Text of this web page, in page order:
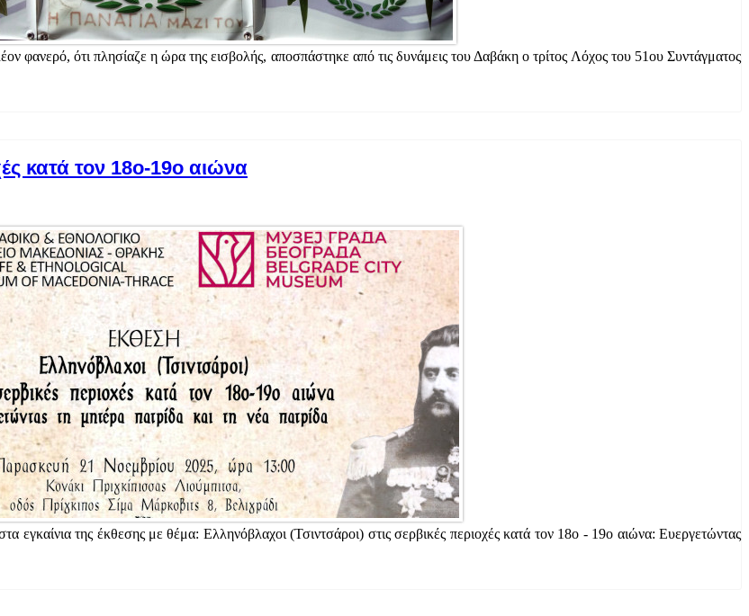
φανερό, ότι πλησίαζε η ώρα της εισβολής, αποσπάστηκε από τις δυνάμεις του Δαβάκη ο τρίτος Λόχος του 51ου Συντάγματος
κατά τον 18ο-19ο αιώνα
της έκθεσης με θέμα: Ελληνόβλαχοι (Τσιντσάροι) στις σερβικές περιοχές κατά τον 18ο - 19ο αιώνα: Ευεργετώντας